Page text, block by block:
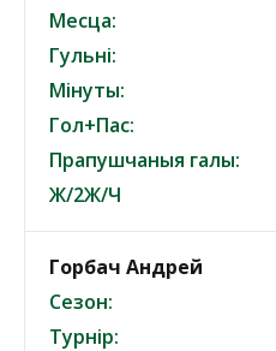
Месца:
Гульні:
Мінуты:
Гол+Пас:
Прапушчаныя галы:
Ж/2Ж/Ч
Горбач Андрей
Сезон:
Турнір: